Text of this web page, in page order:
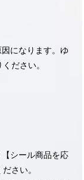
になります。ゆ
ださい。
シール商品を応
さい。